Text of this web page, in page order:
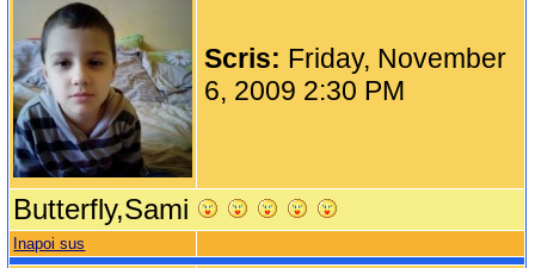
Scris: Friday, November
6, 2009 2:30 PM
Butterfly,Sami
Inapoi sus